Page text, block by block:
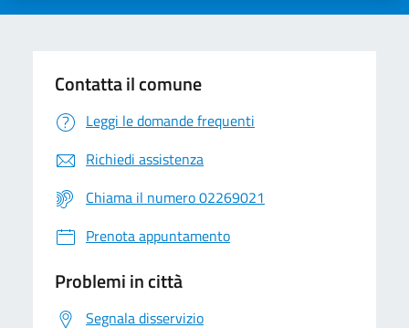
Contatta il comune
Leggi le domande frequenti
Richiedi assistenza
Chiama il numero 02269021
Prenota appuntamento
Problemi in città
Segnala disservizio